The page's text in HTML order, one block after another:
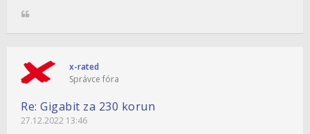
x-rated
Správce fóra
Re: Gigabit za 230 korun
27.12.2022 13:46